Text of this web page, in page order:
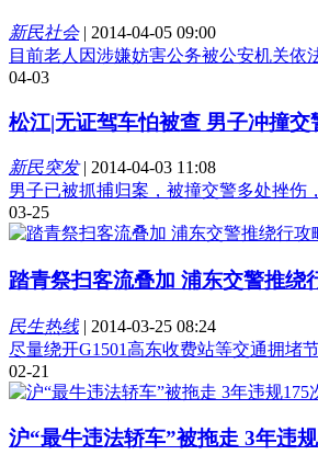
新民社会| 2014-04-05 09:00
目前老人因涉嫌妨害公务被公安机关依
04-03
松江|无证驾车怕被查 男子冲撞交
新民突发| 2014-04-03 11:08
男子已被抓捕归案，被撞交警多处挫伤
03-25
踏青祭扫客流叠加 浦东交警推绕
民生热线| 2014-03-25 08:24
尽量绕开G1501高东收费站等交通拥堵节
02-21
沪“最牛违法轿车”被拖走 3年违